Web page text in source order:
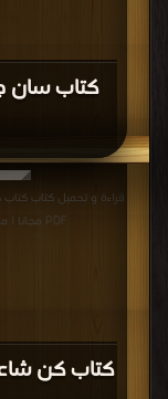
كتاب سان
كتاب كن
قراءة و تحميل كتاب كتاب
PDF مجانا | مكتبة >